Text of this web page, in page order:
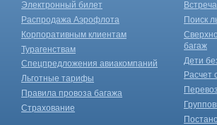
Электронный билет
Распродажа Аэрофлота
Корпоративным клиентам
Турагенствам
Спецпредложения авиакомпаний
Льготные тарифы
Правила провоза багажа
Страхование
Поиск
багаж
Дети
Расчет